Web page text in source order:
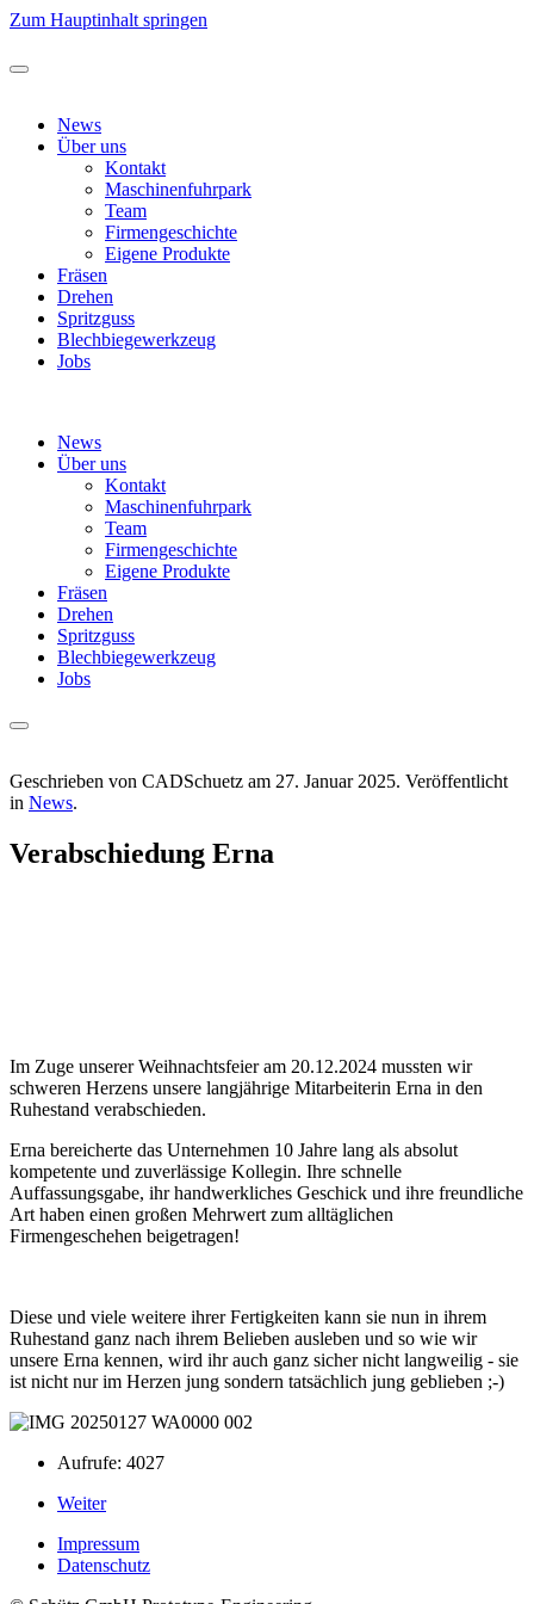
Zum Hauptinhalt springen
News
Über uns
Kontakt
Maschinenfuhrpark
Team
Firmengeschichte
Eigene Produkte
Fräsen
Drehen
Spritzguss
Blechbiegewerkzeug
Jobs
News
Über uns
Kontakt
Maschinenfuhrpark
Team
Firmengeschichte
Eigene Produkte
Fräsen
Drehen
Spritzguss
Blechbiegewerkzeug
Jobs
Geschrieben von CADSchuetz am 27. Januar 2025. Veröffentlicht
in News.
Verabschiedung Erna
Im Zuge unserer Weihnachtsfeier am 20.12.2024 mussten wir
schweren Herzens unsere langjährige Mitarbeiterin Erna in den
Ruhestand verabschieden.
Erna bereicherte das Unternehmen 10 Jahre lang als absolut
kompetente und zuverlässige Kollegin. Ihre schnelle
Auffassungsgabe, ihr handwerkliches Geschick und ihre freundliche
Art haben einen großen Mehrwert zum alltäglichen
Firmengeschehen beigetragen!
Diese und viele weitere ihrer Fertigkeiten kann sie nun in ihrem
Ruhestand ganz nach ihrem Belieben ausleben und so wie wir
unsere Erna kennen, wird ihr auch ganz sicher nicht langweilig - sie
ist nicht nur im Herzen jung sondern tatsächlich jung geblieben ;-)
Aufrufe: 4027
Weiter
Impressum
Datenschutz